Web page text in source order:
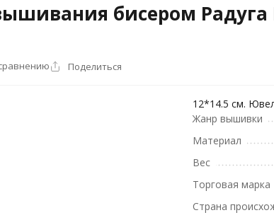
бисером Радуга
Поделиться
12*14.5 см.
Жанр вышивки
Материал
Вес
Торговая марка
Страна